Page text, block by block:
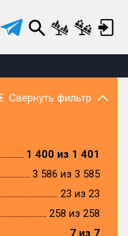
Свернуть фильтр
1 400 из 1 401
3 586 из 3 585
23 из 23
258 из 258
7 из 7